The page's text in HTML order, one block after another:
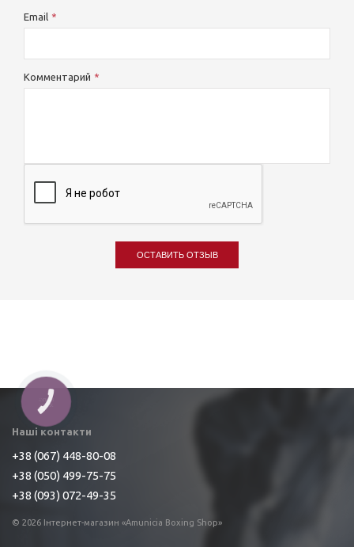
Email
Комментарий
ОСТАВИТЬ ОТЗЫВ
Наші контакти
+38 (067) 448-80-08
+38 (050) 499-75-75
+38 (093) 072-49-35
© 2026 Інтернет-магазин «Amunicia Boxing Shop»